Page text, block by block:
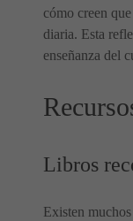
cómo creen
diaria. Esta
enseñanza del
Libros
Existen